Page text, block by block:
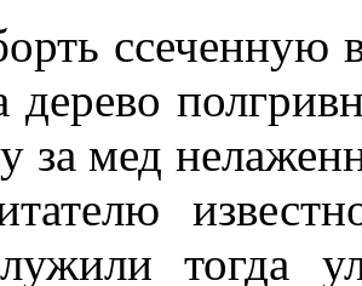
ссеченную
дерево
за мед
тогда